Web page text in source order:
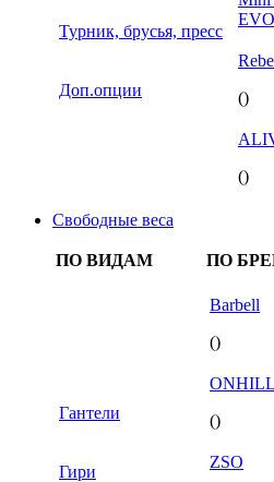
Турник, брусья, пресс
Доп.опции
()
()
Свободные веса
ПО ВИДАМ ПО
Гантели
Гири
Barbell
()
ONHILL
()
ZSO